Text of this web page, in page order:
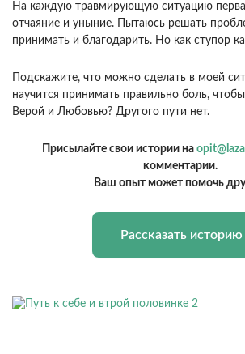
На каждую травмирующую ситуацию
отчаяние и уныние. Пытаюсь решать
принимать и благодарить. Но как ступор
Подскажите, что можно сделать в моей
научится принимать правильно боль,
Верой и Любовью? Другого пути нет.
Присылайте свои истории на
комментарии.
Ваш опыт может помочь
Рассказать историю